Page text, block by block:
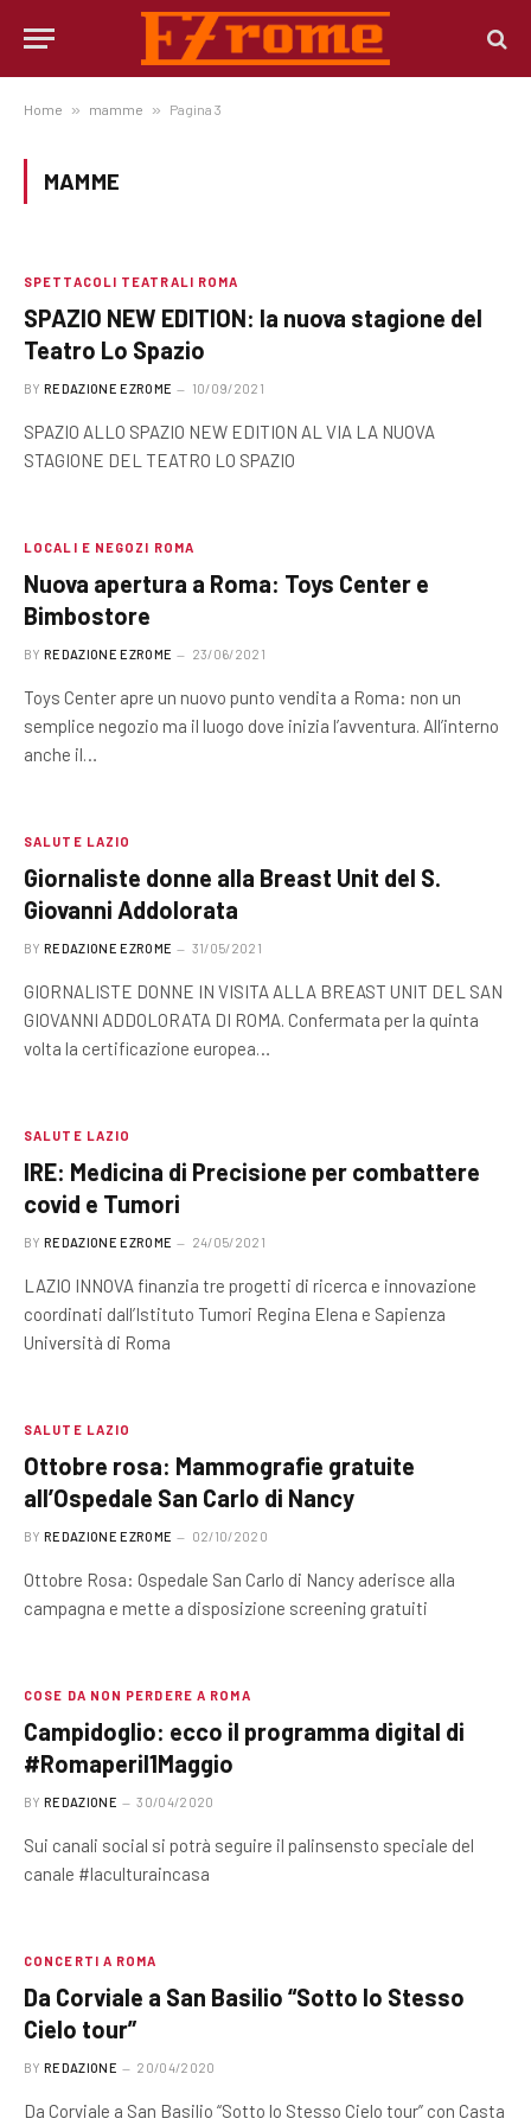
Home » mamme » Pagina 3
MAMME
SPETTACOLI TEATRALI ROMA
SPAZIO NEW EDITION: la nuova stagione del
Teatro Lo Spazio
BY REDAZIONE EZROME 10/09/2021
SPAZIO ALLO SPAZIO NEW EDITION AL VIA LA NUOVA
STAGIONE DEL TEATRO LO SPAZIO
LOCALI E NEGOZI ROMA
Nuova apertura a Roma: Toys Center e
Bimbostore
BY REDAZIONE EZROME 23/06/2021
Toys Center apre un nuovo punto vendita a Roma: non un
semplice negozio ma il luogo dove inizia l’avventura. All’interno
anche il…
SALUTE LAZIO
Giornaliste donne alla Breast Unit del S.
Giovanni Addolorata
BY REDAZIONE EZROME 31/05/2021
GIORNALISTE DONNE IN VISITA ALLA BREAST UNIT DEL SAN
GIOVANNI ADDOLORATA DI ROMA. Confermata per la quinta
volta la certificazione europea…
SALUTE LAZIO
IRE: Medicina di Precisione per combattere
covid e Tumori
BY REDAZIONE EZROME 24/05/2021
LAZIO INNOVA finanzia tre progetti di ricerca e innovazione
coordinati dall’Istituto Tumori Regina Elena e Sapienza
Università di Roma
SALUTE LAZIO
Ottobre rosa: Mammografie gratuite
all’Ospedale San Carlo di Nancy
BY REDAZIONE EZROME 02/10/2020
Ottobre Rosa: Ospedale San Carlo di Nancy aderisce alla
campagna e mette a disposizione screening gratuiti
COSE DA NON PERDERE A ROMA
Campidoglio: ecco il programma digital di
#Romaperil1Maggio
BY REDAZIONE 30/04/2020
Sui canali social si potrà seguire il palinsensto speciale del
canale #laculturaincasa
CONCERTI A ROMA
Da Corviale a San Basilio “Sotto lo Stesso
Cielo tour”
BY REDAZIONE 20/04/2020
Da Corviale a San Basilio “Sotto lo Stesso Cielo tour” con Casta